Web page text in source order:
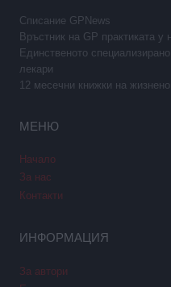
Списание GPNews
Връстник на GP практиката у
Единственото
лекари
12 месечни книжки на
МЕНЮ
Начало
За нас
Контакти
ИНФОРМАЦИЯ
За автори